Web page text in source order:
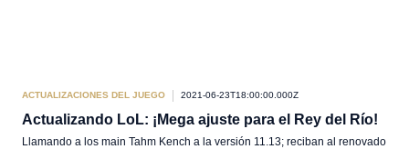
ACTUALIZACIONES DEL JUEGO 2021-06-23T18:00:00.000Z
Actualizando LoL: ¡Mega ajuste para el Rey del Río!
Llamando a los main Tahm Kench a la versión 11.13; reciban al renovado